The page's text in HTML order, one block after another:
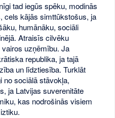
tad iegūs spēku, modinās
cels kājās simttūkstošus, ja
humānāku, sociāli
Atraisīs cilvēku
uzņēmību. Ja
republika, ja tajā
un līdztiesība. Turklāt
no sociālā stāvokļa,
ja Latvijas suverenitāte
kas nodrošinās visiem